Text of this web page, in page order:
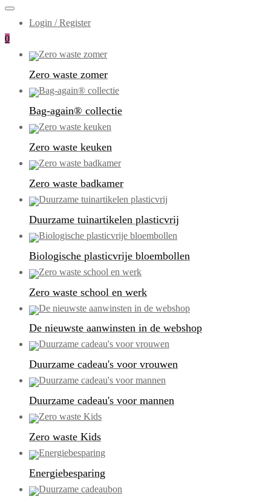
Login / Register
0
Zero waste zomer
Bag-again® collectie
Zero waste keuken
Zero waste badkamer
Duurzame tuinartikelen plasticvrij
Biologische plasticvrije bloembollen
Zero waste school en werk
De nieuwste aanwinsten in de webshop
Duurzame cadeau's voor vrouwen
Duurzame cadeau's voor mannen
Zero waste Kids
Energiebesparing